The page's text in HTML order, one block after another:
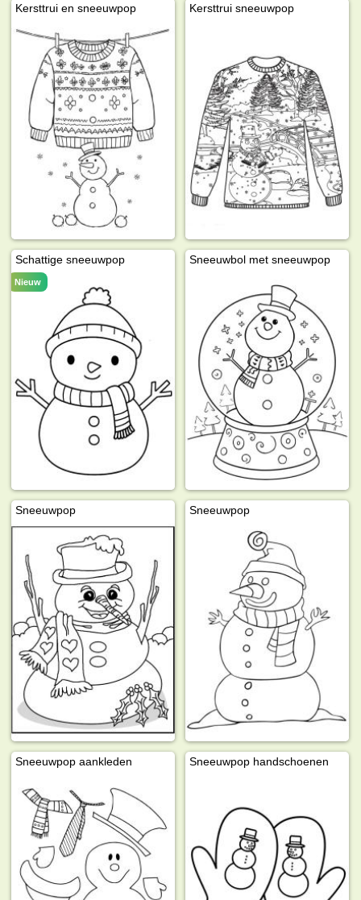
Kersttrui en sneeuwpop Kersttrui sneeuwpop
Schattige sneeuwpop
Nieuw
Sneeuwbol met sneeuwpop
Sneeuwpop Sneeuwpop
Sneeuwpop aankleden Sneeuwpop handschoenen